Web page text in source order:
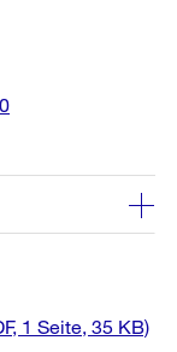
1 Seite, 35 KB)